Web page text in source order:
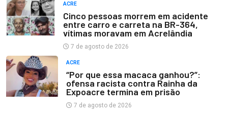
ACRE
Cinco pessoas morrem em acidente
entre carro e carreta na BR-364,
vítimas moravam em Acrelândia
7 de agosto de 2026
ACRE
“Por que essa macaca ganhou?”:
ofensa racista contra Rainha da
Expoacre termina em prisão
7 de agosto de 2026